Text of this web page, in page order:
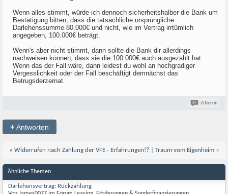
Wenn alles stimmt, würde ich dennoch sicherheitshalber die Bank um
Bestätigung bitten, dass die tatsächliche ursprüngliche
Darlehenssumme 80.000€ und nicht, wie im Vertrag irrtümlich
angegeben, 100.000€ beträgt.
Wenn's aber nicht stimmt, dann sollte die Bank dir allerdings
nachweisen können, dass sie die 100.000€ auch ausgezahlt hat.
Wenn das der Fall wäre, dann leidest du wohl an hochgradiger
Vergesslichkeit oder der Fall beschäftigt demnächst das
Betrugsderzernat.
Zitieren
+Antworten
« Widerrufen nach Zahlung der VFE - Erfahrungen!?| Traum vom Eigenheim »
Ähnliche Themen
Darlehensvertrag: Rückzahlung